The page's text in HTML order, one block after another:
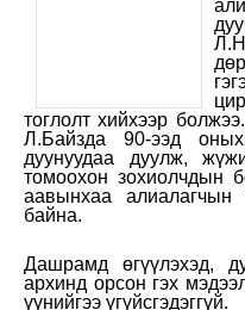
тоглолт хийхээр
Л.Байзда 90-ээд
дуунуудаа дуулж,
томоохон зохиолчдын
аавынхаа алиалагчын
байна.
Дашрамд өгүүлэхэд,
архинд орсон гэх
үүнийгээ үгүйсгэдэггүй.